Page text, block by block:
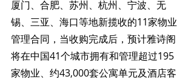
厦门、合肥、苏州、杭州、宁波、无
锡、三亚、海口等地新揽收的11家物业
管理合同，当收购完成后，预计雅诗阁
将在中国41个城市拥有和管理超过195
家物业、约43,000套公寓单元及酒店客